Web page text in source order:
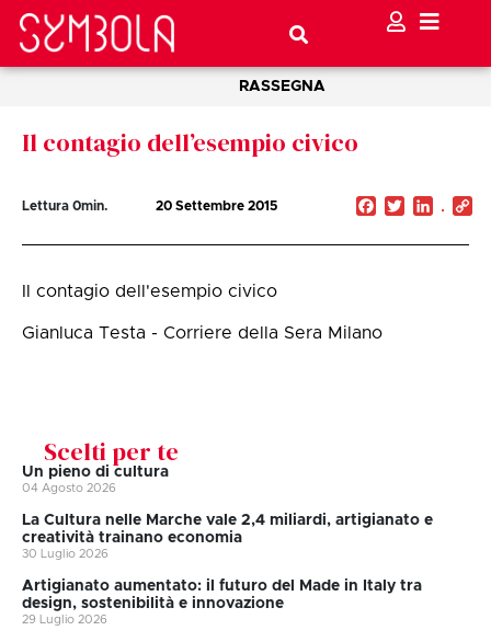
RASSEGNA
Il contagio dell’esempio civico
Lettura 0min. 20 Settembre 2015 Facebook
Twitter
Il contagio dell'esempio civico
Gianluca Testa - Corriere della Sera Milano
Scelti per te
Un pieno di cultura
04 Agosto 2026
La Cultura nelle Marche vale 2,4 miliardi, artigianato e
creatività trainano economia
30 Luglio 2026
Artigianato aumentato: il futuro del Made in Italy tra
design, sostenibilità e innovazione
29 Luglio 2026